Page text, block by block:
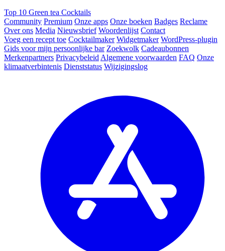
Top 10 Green tea Cocktails
Community Premium Onze apps Onze boeken Badges Reclame
Over ons Media Nieuwsbrief Woordenlijst Contact
Voeg een recept toe Cocktailmaker Widgetmaker WordPress-plugin
Gids voor mijn persoonlijke bar Zoekwolk Cadeaubonnen
Merkenpartners Privacybeleid Algemene voorwaarden FAQ Onze
klimaatverbintenis Dienststatus Wijzigingslog